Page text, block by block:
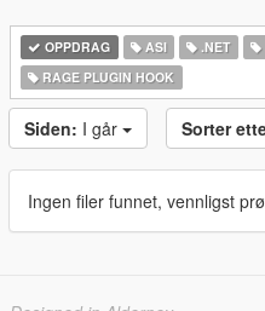
OPPDRAG ASI .NET
RAGE PLUGIN HOOK
Siden: I går Sorter
Ingen filer funnet, vennligst